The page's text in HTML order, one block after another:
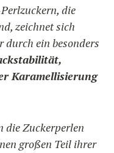
die
zeichnet sich
durch ein besonders
Karamellisierung
die Zuckerperlen
großen Teil ihrer